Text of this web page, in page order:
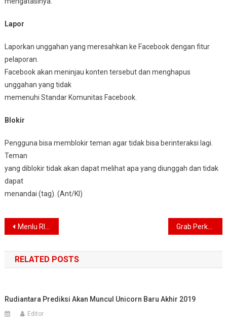
Lapor
Laporkan unggahan yang meresahkan ke Facebook dengan fitur
pelaporan.
Facebook akan meninjau konten tersebut dan menghapus
unggahan yang tidak
memenuhi Standar Komunitas Facebook.
Blokir
Pengguna bisa memblokir teman agar tidak bisa berinteraksi lagi.
Teman
yang diblokir tidak akan dapat melihat apa yang diunggah dan tidak
dapat
menandai (tag). (Ant/KI)
Navigasi
pos
Menlu RI lakukan tujuh pertemuan di PBB, Ini Dibahas Grab Perkenalkan Layanan Grab For Good Bagi Mitra Difabel
RELATED POSTS
Rudiantara Prediksi Akan Muncul Unicorn Baru Akhir 2019
Editor